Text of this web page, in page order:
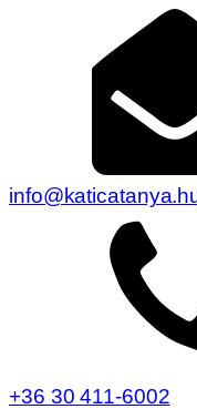
+36 30 411-6002